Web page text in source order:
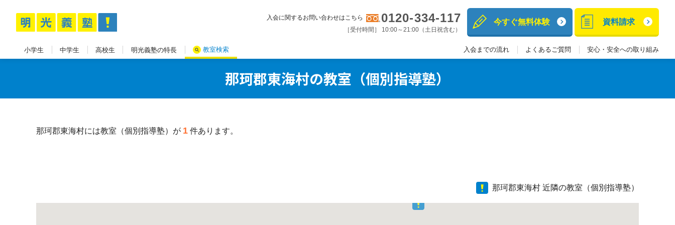
今すぐ無料体験 資料請求
入会に関するお問い合わせはこちら 0120-334-117
［受付時間］ 10:00～21:00（土日祝含む）
高校生
中学生
小学生 明光義塾の特長 教室検索 入会までの流れ よくあるご質問 安心・安全への取り組み
那珂郡東海村の教室（個別指導塾）
那珂郡東海村には教室（個別指導塾）が 1件あります。
那珂郡東海村 近隣の教室（個別指導塾）